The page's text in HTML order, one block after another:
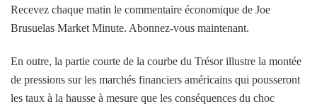
Recevez chaque matin le commentaire économique de Joe
Brusuelas Market Minute. Abonnez-vous maintenant.
En outre, la partie courte de la courbe du Trésor illustre la montée
de pressions sur les marchés financiers américains qui pousseront
les taux à la hausse à mesure que les conséquences du choc